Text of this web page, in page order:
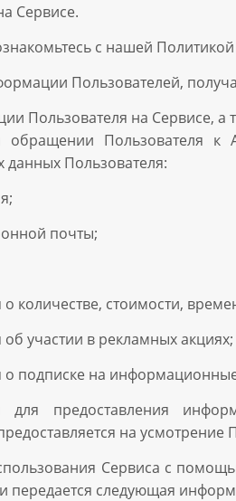
Сервисе.
с нашей
Пользователей,
Пользователя на Сервисе,
обращении Пользователя к
данных Пользователя:
почты;
количестве, стоимости,
участии в рекламных акциях;
подписке на
для предоставления
на усмотрение
Сервиса с
передается следующая